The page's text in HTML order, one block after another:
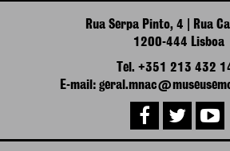
Rua Serpa Pinto, 4 | Rua
1200-444 Lisboa
Tel. +351 213 432
E-mail: